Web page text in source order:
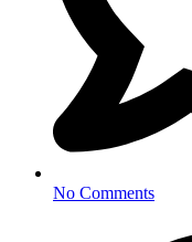
No Comments